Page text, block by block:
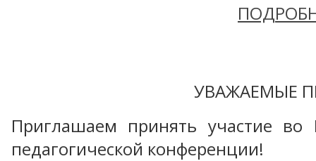
УВАЖАЕМЫЕ
Приглашаем принять участие во
педагогической конференции!